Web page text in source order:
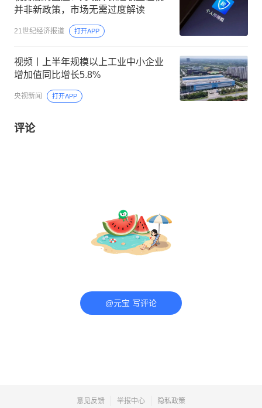
并非新政策，市场无需过度解读
21世纪经济报道 打开APP
视频丨上半年规模以上工业中小企业
增加值同比增长5.8%
央视新闻 打开APP
评论
@元宝 写评论
意见反馈 举报中心 隐私政策